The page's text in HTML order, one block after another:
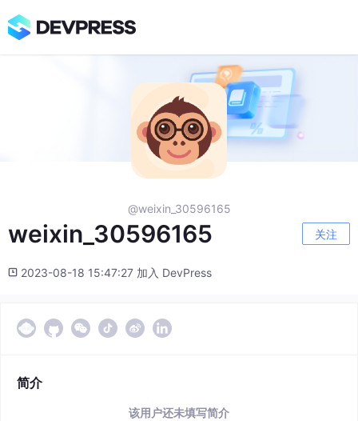
@weixin_30596165
weixin_30596165 关注
2023-08-18 15:47:27 加入 DevPress
简介
该用户还未填写简介